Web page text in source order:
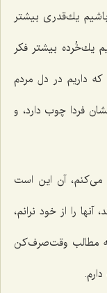
یك‌قدری بیشتر
یك‌خُرده بیشتر فكر
داریم در دل مردم
فردا چوب دارد، و
می‌كنم، آن این است
را از خود نرانم،
به مطالب وقت‌صرف‌كن